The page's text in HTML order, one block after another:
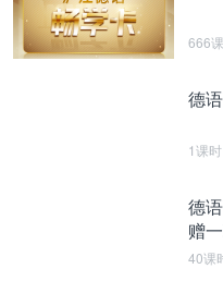
负面形象也影响了西方
狗血喷头（ Jm mit
民间传说，狗血是不
会使他们显露原型
Geister oder
entstehen）。这一不
Die
666
德
1课时
德
赠一
40课